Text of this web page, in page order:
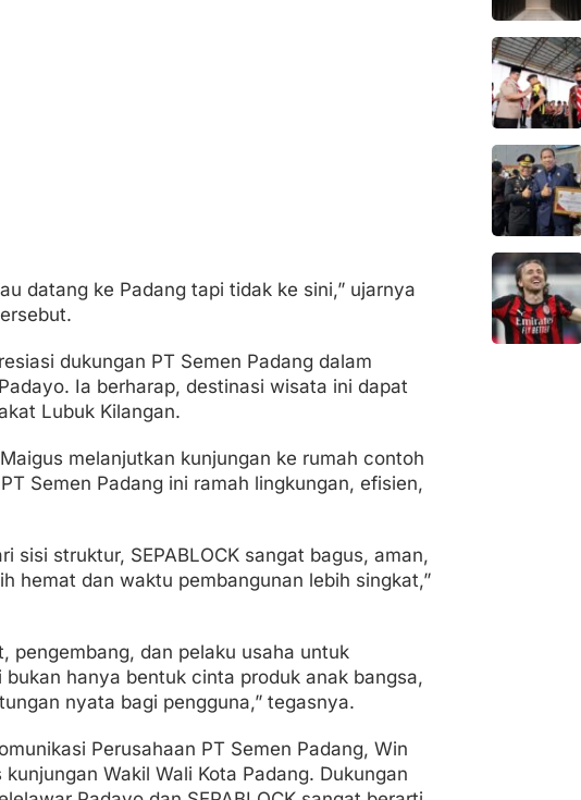
datang ke Padang tapi tidak ke sini,” ujarnya
dukungan PT Semen Padang dalam
Ia berharap, destinasi wisata ini dapat
Lubuk Kilangan.
melanjutkan kunjungan ke rumah contoh
Semen Padang ini ramah lingkungan, efisien,
sisi struktur, SEPABLOCK sangat bagus, aman,
hemat dan waktu pembangunan lebih singkat,”
pengembang, dan pelaku usaha untuk
bukan hanya bentuk cinta produk anak bangsa,
nyata bagi pengguna,” tegasnya.
Perusahaan PT Semen Padang, Win
Wakil Wali Kota Padang. Dukungan